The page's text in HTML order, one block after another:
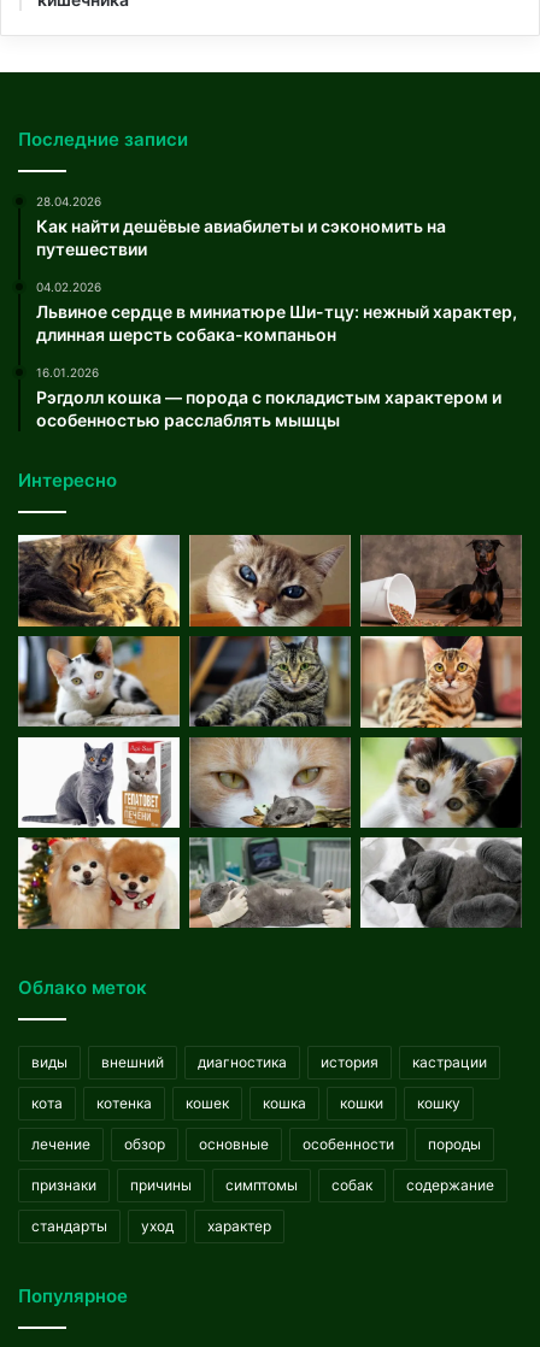
Последние записи
28.04.2026
Как найти дешёвые авиабилеты и сэкономить на
путешествии
04.02.2026
Львиное сердце в миниатюре Ши-тцу: нежный характер,
длинная шерсть собака-компаньон
16.01.2026
Рэгдолл кошка — порода с покладистым характером и
особенностью расслаблять мышцы
Интересно
Облако меток
виды внешний диагностика история кастрации
кота котенка кошек кошка кошки кошку
лечение обзор основные особенности породы
признаки причины симптомы собак содержание
стандарты уход характер
Популярное